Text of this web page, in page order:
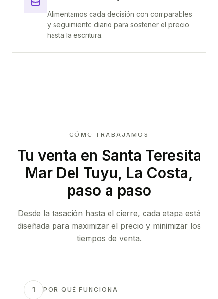
Alimentamos cada decisión con comparables
y seguimiento diario para sostener el precio
hasta la escritura.
CÓMO TRABAJAMOS
Tu venta en Santa Teresita
Mar Del Tuyu, La Costa,
paso a paso
Desde la tasación hasta el cierre, cada etapa está
diseñada para maximizar el precio y minimizar los
tiempos de venta.
1 POR QUÉ FUNCIONA